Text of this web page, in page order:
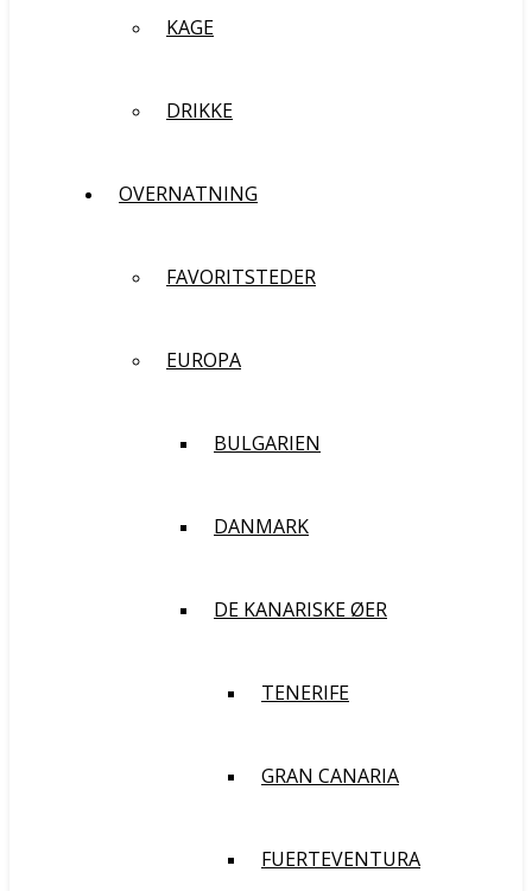
KAGE
DRIKKE
OVERNATNING
FAVORITSTEDER
EUROPA
BULGARIEN
DANMARK
DE KANARISKE ØER
TENERIFE
GRAN CANARIA
FUERTEVENTURA